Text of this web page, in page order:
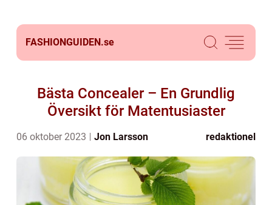
FASHIONGUIDEN.se
Bästa Concealer – En Grundlig
Översikt för Matentusiaster
06 oktober 2023 Jon Larsson redaktionel